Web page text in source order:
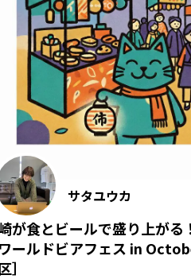
サタユウカ
が食とビールで盛り上がる
ワールドビアフェス in
］